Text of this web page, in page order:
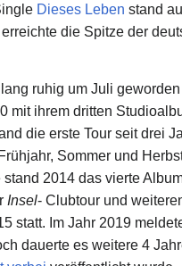
Dieses Leben stand
die Spitze der
ruhig um Juli
mit ihrem dritten
die erste Tour seit drei
Sommer und
2014 das vierte
Insel- Clubtour und
statt. Im Jahr 2019
dauerte es weitere 4